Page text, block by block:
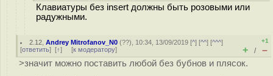
Клавиатуры без insert должны быть розовыми или
радужными.
2.12 ,Andrey Mitrofanov_N0 (??), 10:34, 13/09/2019 [^] [^^] [^^^]
[ответить] [↑] [к модератору]
+1
+ / –
>значит можно поставить любой без бубнов и плясок.